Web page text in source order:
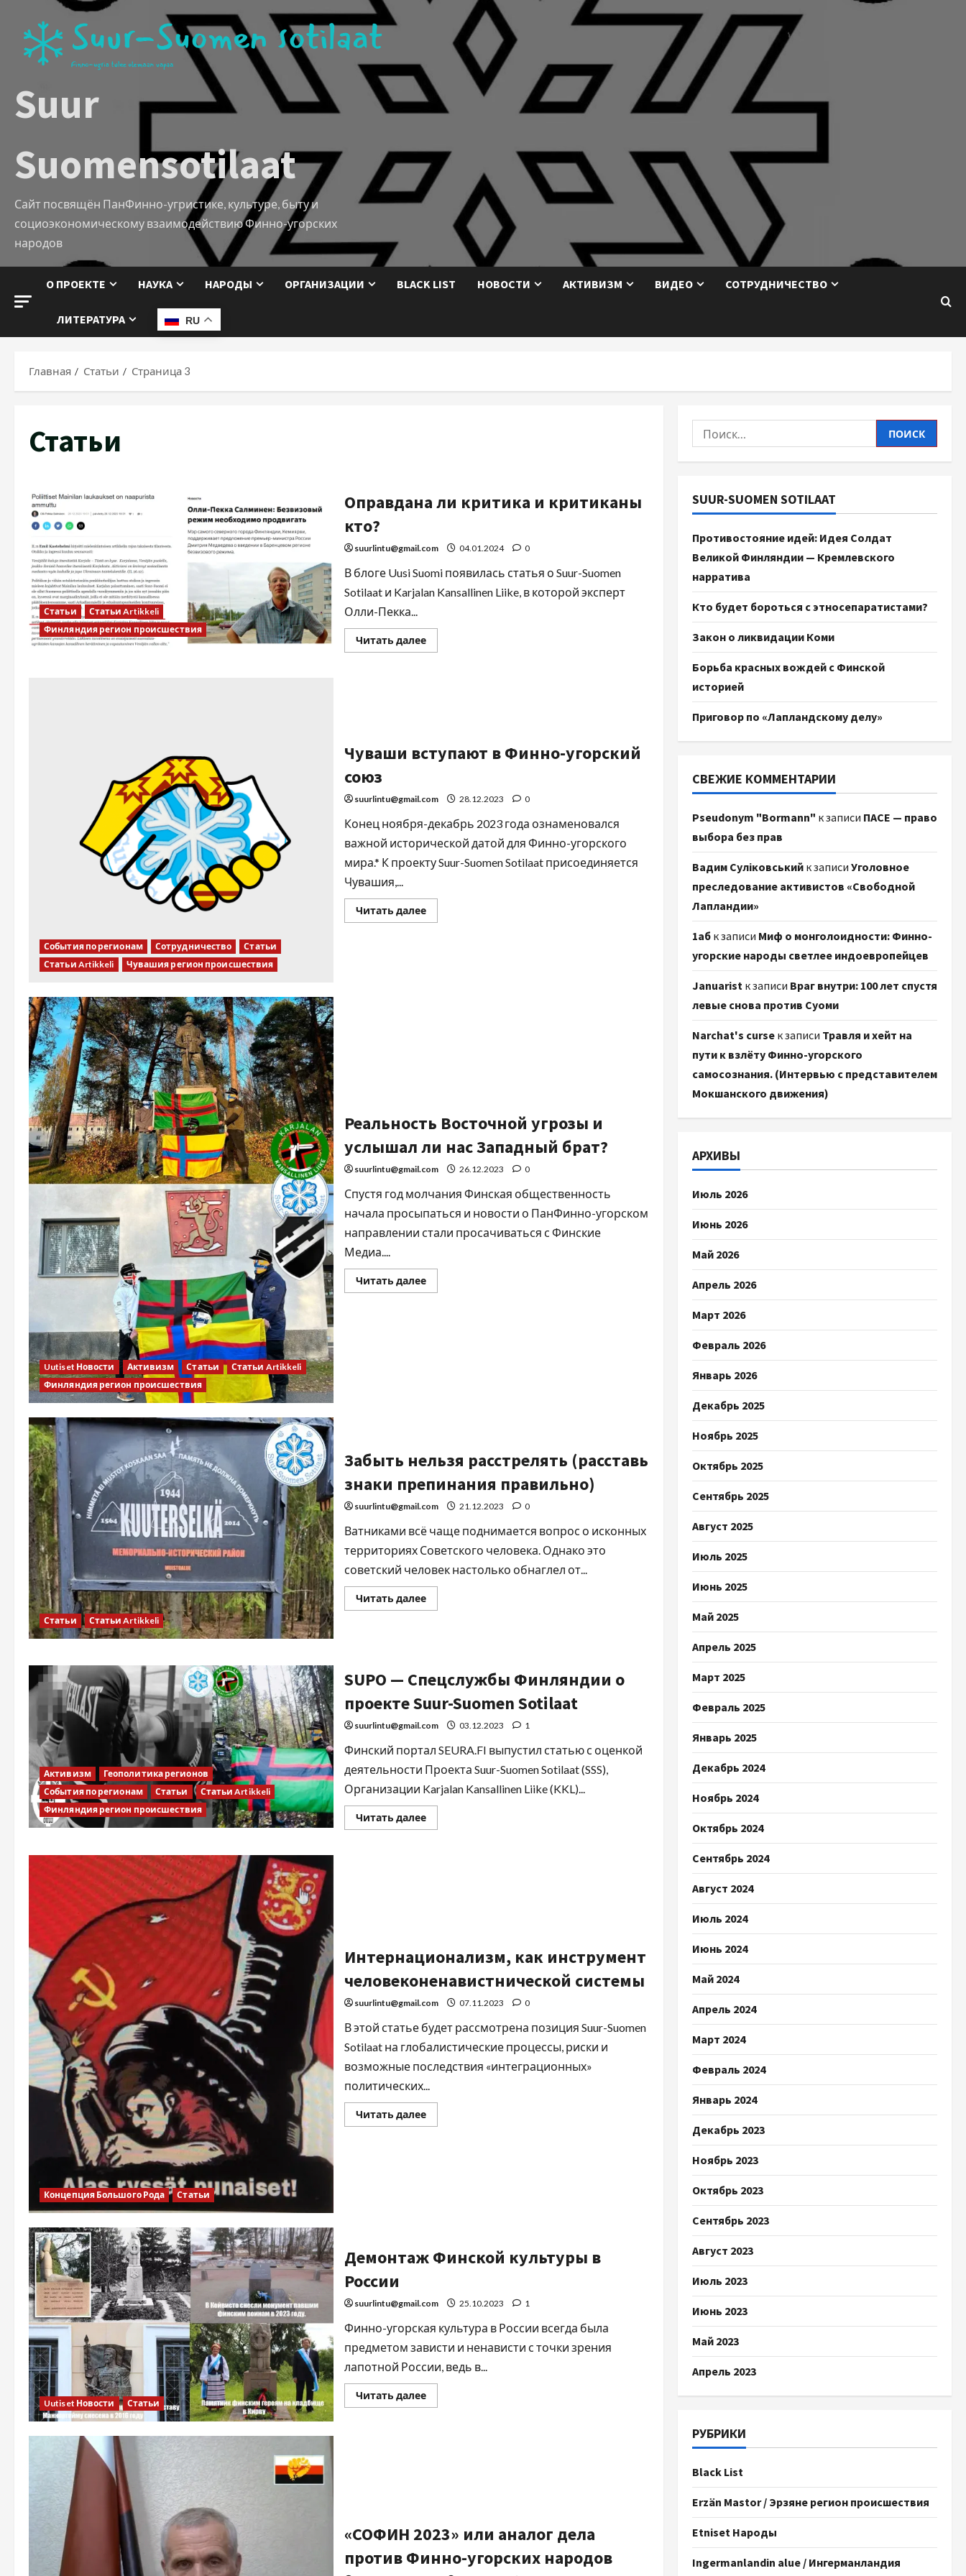
Suur
Suomensotilaat
Сайт посвящён ПанФинно-угристике, культуре, быту и
социоэкономическому взаимодействию Финно-угорских
народов
О ПРОЕКТЕ НАУКА НАРОДЫ ОРГАНИЗАЦИИ BLACK LIST НОВОСТИ АКТИВИЗМ ВИДЕО СОТРУДНИЧЕСТВО
ЛИТЕРАТУРА RU
Главная Статьи Страница 3
Статьи
Статьи
Статьи Artikkeli
Финляндия регион происшествия
Оправдана ли критика и критиканы
кто?
suurlintu@gmail.com 04.01.2024 0
В блоге Uusi Suomi появилась статья о Suur-Suomen
Sotilaat и Karjalan Kansallinen Liike, в которой эксперт
Олли-Пекка...
Читать далее
События по регионам Сотрудничество
Статьи
Статьи Artikkeli
Чувашия регион происшествия
Чуваши вступают в Финно-угорский
союз
suurlintu@gmail.com 28.12.2023 0
Конец ноября-декабрь 2023 года ознаменовался
важной исторической датой для Финно-угорского
мира.* К проекту Suur-Suomen Sotilaat присоединяется
Чувашия,...
Читать далее
Uutiset Новости Активизм Статьи
Статьи Artikkeli
Финляндия регион происшествия
Реальность Восточной угрозы и
услышал ли нас Западный брат?
suurlintu@gmail.com 26.12.2023 0
Спустя год молчания Финская общественность
начала просыпаться и новости о ПанФинно-угорском
направлении стали просачиваться с Финские
Медиа....
Читать далее
Статьи Статьи Artikkeli
Забыть нельзя расстрелять (расставь
знаки препинания правильно)
suurlintu@gmail.com 21.12.2023 0
Ватниками всё чаще поднимается вопрос о исконных
территориях Советского человека. Однако это
советский человек настолько обнаглел от...
Читать далее
Активизм
Геополитика регионов
События по регионам
Статьи
Статьи Artikkeli
Финляндия регион происшествия
SUPO — Спецслужбы Финляндии о
проекте Suur-Suomen Sotilaat
suurlintu@gmail.com 03.12.2023 1
Финский портал SEURA.FI выпустил статью с оценкой
деятельности Проекта Suur-Suomen Sotilaat (SSS),
Организации Karjalan Kansallinen Liike (KKL)...
Читать далее
Концепция Большого Рода Статьи
Интернационализм, как инструмент
человеконенавистнической системы
suurlintu@gmail.com 07.11.2023 0
В этой статье будет рассмотрена позиция Suur-Suomen
Sotilaat на глобалистические процессы, риски и
возможные последствия «интеграционных»
политических...
Читать далее
Uutiset Новости Статьи
Демонтаж Финской культуры в
России
suurlintu@gmail.com 25.10.2023 1
Финно-угорская культура в России всегда была
предметом зависти и ненависти с точки зрения
лапотной России, ведь в...
Читать далее
«СОФИН 2023» или аналог дела
против Финно-угорских народов
SUUR-SUOMEN SOTILAAT
Противостояние идей: Идея Солдат
Великой Финляндии — Кремлевского
нарратива
Кто будет бороться с этносепаратистами?
Закон о ликвидации Коми
Борьба красных вождей с Финской
историей
Приговор по «Лапландскому делу»
СВЕЖИЕ КОММЕНТАРИИ
Pseudonym "Bormann" к записи ПАСЕ — право
выбора без прав
Вадим Суліковськийк записи Уголовное
преследование активистов «Свободной
Лапландии»
1абк записи Миф о монголоидности: Финно-
угорские народы светлее индоевропейцев
Januaristк записи Враг внутри: 100 лет спустя
левые снова против Суоми
Narchat's curseк записи Травля и хейт на
пути к взлёту Финно-угорского
самосознания. (Интервью с представителем
Мокшанского движения)
АРХИВЫ
Июль 2026
Июнь 2026
Май 2026
Апрель 2026
Март 2026
Февраль 2026
Январь 2026
Декабрь 2025
Ноябрь 2025
Октябрь 2025
Сентябрь 2025
Август 2025
Июль 2025
Июнь 2025
Май 2025
Апрель 2025
Март 2025
Февраль 2025
Январь 2025
Декабрь 2024
Ноябрь 2024
Октябрь 2024
Сентябрь 2024
Август 2024
Июль 2024
Июнь 2024
Май 2024
Апрель 2024
Март 2024
Февраль 2024
Январь 2024
Декабрь 2023
Ноябрь 2023
Октябрь 2023
Сентябрь 2023
Август 2023
Июль 2023
Июнь 2023
Май 2023
Апрель 2023
РУБРИКИ
Black List
Erzän Mastor / Эрзяне регион происшествия
Etniset Народы
Ingermanlandin alue / Ингерманландия